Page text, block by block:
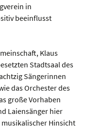
in
beeinflusst
Klaus
Stadtsaal des
Sängerinnen
das Orchester des
große Vorhaben
Laiensänger hier
Hinsicht